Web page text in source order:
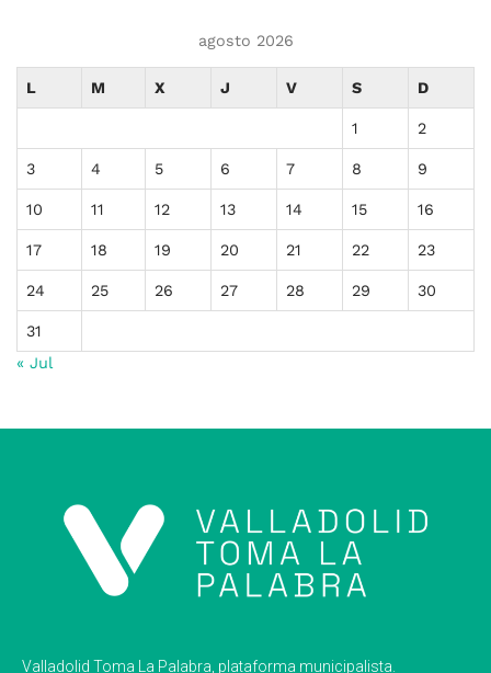
agosto 2026
L M X J V S D
1 2
3 4 5 6 7 8 9
10 11 12 13 14 15 16
17 18 19 20 21 22 23
24 25 26 27 28 29 30
31
« Jul
Valladolid Toma La Palabra, plataforma municipalista.